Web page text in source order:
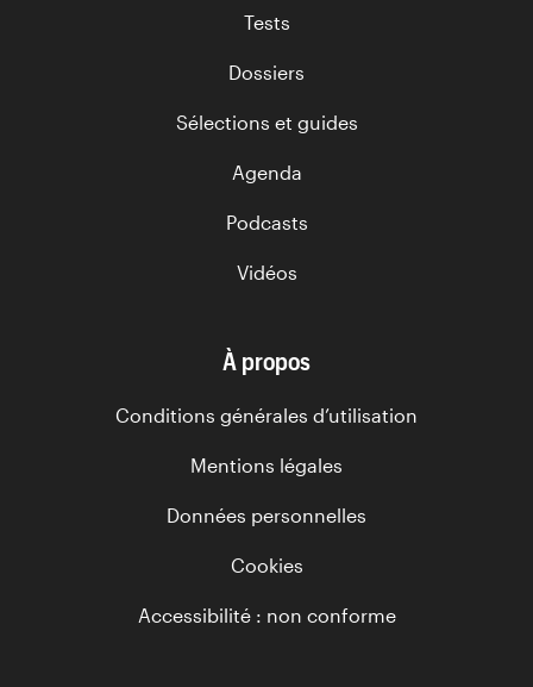
Tests
Dossiers
Sélections et guides
Agenda
Podcasts
Vidéos
À propos
Conditions générales d’utilisation
Mentions légales
Données personnelles
Cookies
Accessibilité : non conforme